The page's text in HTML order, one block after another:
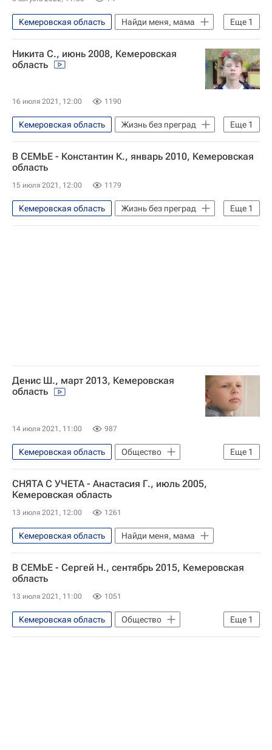
Еще 1
Кемеровская область
Найди меня, мама
Жизнь без преград
Никита С., июнь 2008, Кемеровская
область
16 июля 2021, 12:00 1190
Еще 1
Кемеровская область
Жизнь без преград
Найди меня, мама
В СЕМЬЕ - Константин К., январь 2010, Кемеровская
область
15 июля 2021, 12:00 1179
Еще 1
Кемеровская область
Жизнь без преград
Найди меня, мама
Денис Ш., март 2013, Кемеровская
область
14 июля 2021, 11:00 987
Еще 1
Кемеровская область
Общество
Найди меня, мама
СНЯТА С УЧЕТА - Анастасия Г., июль 2005,
Кемеровская область
13 июля 2021, 12:00 1261
Кемеровская область Найди меня, мама
В СЕМЬЕ - Сергей Н., сентябрь 2015, Кемеровская
область
13 июля 2021, 11:00 1051
Еще 1
Кемеровская область
Общество
Найди меня, мама